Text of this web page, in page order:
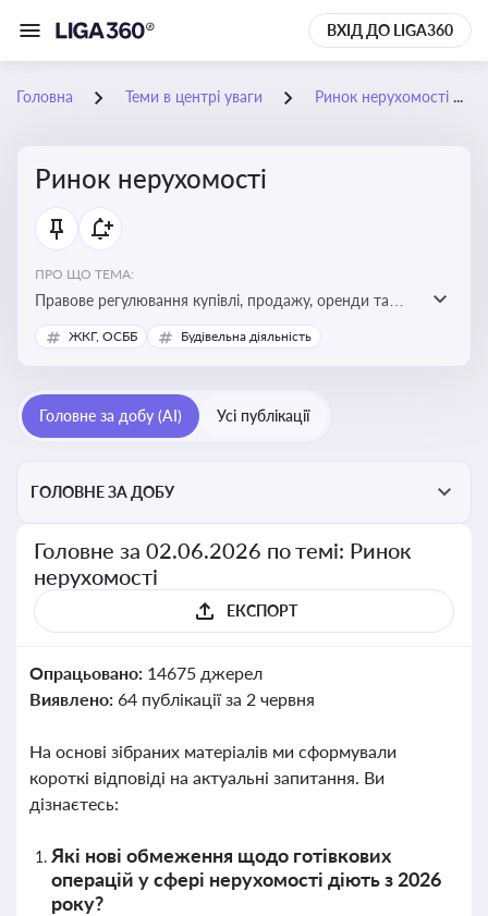
ВХІД ДО LIGA360
Головна Теми в центрі уваги Ринок нерухомості
Ринок нерухомості
ПРО ЩО ТЕМА:
Правове регулювання купівлі, продажу, оренди та
управління нерухомістю, що є ключовим для бізнесу,
інвесторів, забудовників і власників об’єктів майна
ЖКГ, ОСББ Будівельна діяльність
Головне за добу (AI) Усі публікації
ГОЛОВНЕ ЗА ДОБУ
Головне за 02.06.2026 по темі: Ринок
нерухомості
ЕКСПОРТ
Опрацьовано: 14675 джерел
Виявлено: 64 публікації за 2 червня
На основі зібраних матеріалів ми сформували
короткі відповіді на актуальні запитання. Ви
дізнаєтесь:
Які нові обмеження щодо готівкових
операцій у сфері нерухомості діють з 2026
року?